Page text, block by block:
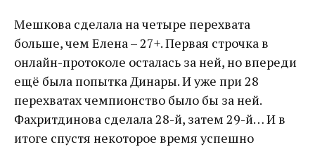
Мешкова сделала на четыре перехвата
больше, чем Елена – 27+. Первая строчка в
онлайн-протоколе осталась за ней, но впереди
ещё была попытка Динары. И уже при 28
перехватах чемпионство было бы за ней.
Фахритдинова сделала 28-й, затем 29-й… И в
итоге спустя некоторое время успешно